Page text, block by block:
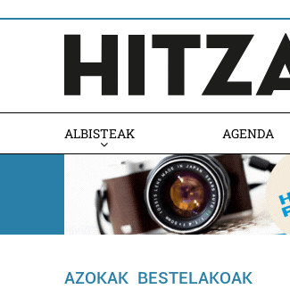
ALBISTEAK AGENDA
AZOKAK BESTELAKOAK